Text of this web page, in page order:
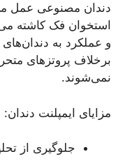
دندان مصنوعی عمل
استخوان فک کاشته
و عملکرد به
برخلاف پروتزهای
نمی‌شوند.
مزایای ایمپلنت دندان:
جلوگیری از